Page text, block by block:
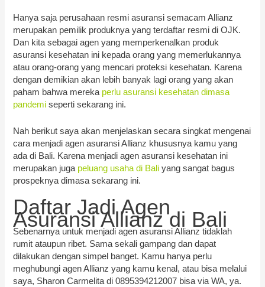
Hanya saja perusahaan resmi asuransi semacam Allianz
merupakan pemilik produknya yang terdaftar resmi di OJK.
Dan kita sebagai agen yang memperkenalkan produk
asuransi kesehatan ini kepada orang yang memerlukannya
atau orang-orang yang mencari proteksi kesehatan. Karena
dengan demikian akan lebih banyak lagi orang yang akan
paham bahwa mereka perlu asuransi kesehatan dimasa
pandemi seperti sekarang ini.
Nah berikut saya akan menjelaskan secara singkat mengenai
cara menjadi agen asuransi Allianz khususnya kamu yang
ada di Bali. Karena menjadi agen asuransi kesehatan ini
merupakan juga peluang usaha di Bali yang sangat bagus
prospeknya dimasa sekarang ini.
Daftar Jadi Agen
Asuransi Allianz di Bali
Sebenarnya untuk menjadi agen asuransi Allianz tidaklah
rumit ataupun ribet. Sama sekali gampang dan dapat
dilakukan dengan simpel banget. Kamu hanya perlu
meghubungi agen Allianz yang kamu kenal, atau bisa melalui
saya, Sharon Carmelita di 0895394212007 bisa via WA, ya.